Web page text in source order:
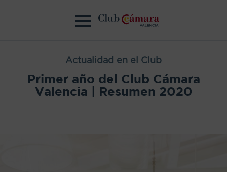
Actualidad en el Club
Primer año del Club Cámara
Valencia | Resumen 2020